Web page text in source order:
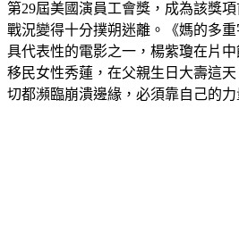
第29屆美國演員工會獎，成為該獎
戰況變得十分撲朔迷離。《媽的多
具代表性的電影之一，楊紫瓊在片
移民女性秀蓮，在父親生日大壽這
切都瀕臨崩潰邊緣，必須靠自己的力